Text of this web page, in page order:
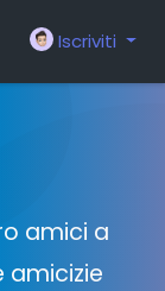
Iscriviti
amici a
amicizie